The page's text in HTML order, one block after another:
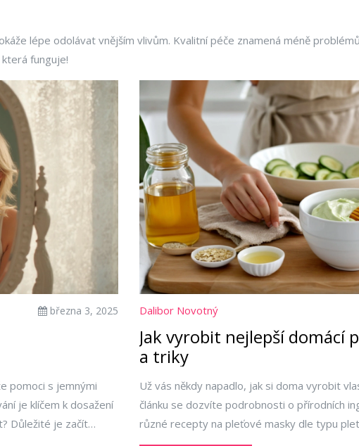
lépe odolávat vnějším vlivům. Kvalitní péče znamená méně
funguje!
března 3, 2025
pomoci s jemnými
je klíčem k dosažení
Důležité je začít
poskytne přehled o
Dalibor Novotný
Jak vyrobit nejlepší domácí
a triky
Už vás někdy napadlo, jak si doma vyrobit
článku se dozvíte podrobnosti o přírodních
různé recepty na pleťové masky dle typu
domácí péči o pleť.